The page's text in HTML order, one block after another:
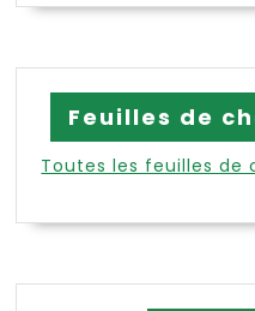
Feuilles de
Toutes les feuilles de